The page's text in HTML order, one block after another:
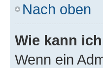
Nach oben
Wie kann
Wenn ein